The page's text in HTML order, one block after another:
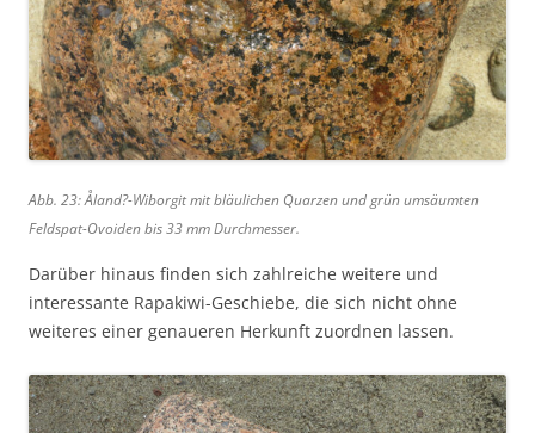
Abb. 23: Åland?-Wiborgit mit bläulichen Quarzen und grün umsäumten
Feldspat-Ovoiden bis 33 mm Durchmesser.
Darüber hinaus finden sich zahlreiche weitere und
interessante Rapakiwi-Geschiebe, die sich nicht ohne
weiteres einer genaueren Herkunft zuordnen lassen.